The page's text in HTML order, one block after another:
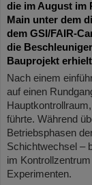
die im August im
Main unter dem
dem GSI/FAIR-
die
Bauprojekt
Nach einem
auf einen
führte. Während
Betriebsphasen
Schichtwechsel –
im
Experimenten.